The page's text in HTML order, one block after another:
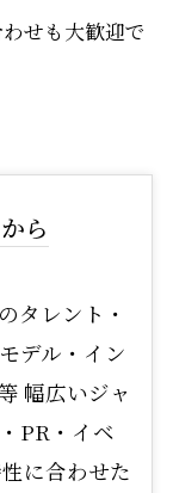
せも大歓迎で
ら
タレント・
デル・イン
幅広いジャ
PR・イベ
に合わせた